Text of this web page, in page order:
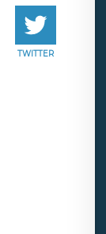
TWITTER